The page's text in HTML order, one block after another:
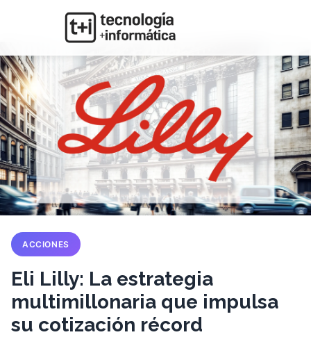
ACCIONES
Eli Lilly: La estrategia
multimillonaria que impulsa
su cotización récord